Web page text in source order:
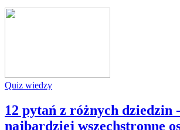
Quiz wiedzy
12 pytań z różnych dziedzin
najbardziej wszechstronne